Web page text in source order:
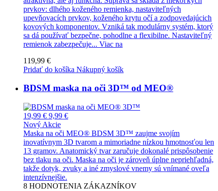
prvkov: dlhého koženého remienka, nastaviteľných
upevňovacích prvkov, koženého krytu očí a zodpovedajúcich
kovových komponentov. Vzniká tak modulárny systém, ktorý
sa dá používať bezpečne, pohodlne a flexibilne. Nastaviteľný
remienok zabezpečuje... Viac na
119,99 €
Pridať do košíka Nákupný košík
BDSM maska na oči 3D™ od MEO®
19,99 € 9,99 €
Nový Akcie
Maska na oči MEO® BDSM 3D™ zaujme svojím
inovatívnym 3D tvarom a mimoriadne nízkou hmotnosťou len
13 gramov. Anatomický tvar zaručuje dokonalé prispôsobenie
bez tlaku na oči. Maska na oči je zároveň úplne nepriehľadná,
takže dotyk, zvuky a iné zmyslové vnemy sú vnímané oveľa
intenzívnejšie.
8 HODNOTENIA ZÁKAZNÍKOV